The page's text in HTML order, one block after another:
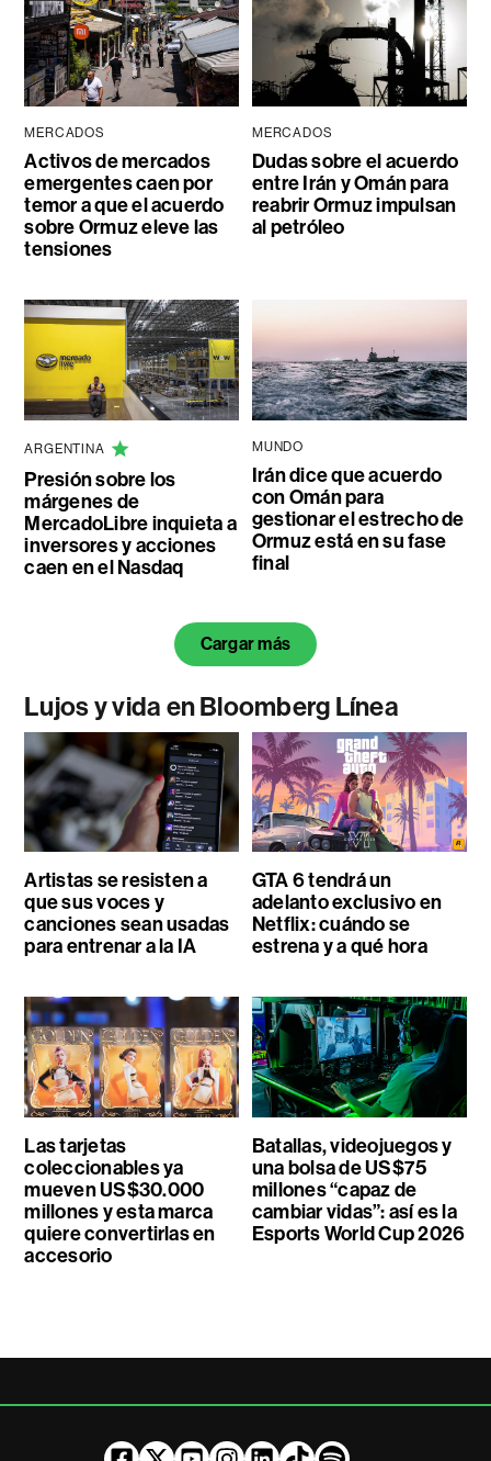
MERCADOS
Activos de mercados
emergentes caen por
temor a que el acuerdo
sobre Ormuz eleve las
tensiones
MERCADOS
Dudas sobre el acuerdo
entre Irán y Omán para
reabrir Ormuz impulsan
al petróleo
ARGENTINA
Presión sobre los
márgenes de
MercadoLibre inquieta a
inversores y acciones
caen en el Nasdaq
MUNDO
Irán dice que acuerdo
con Omán para
gestionar el estrecho de
Ormuz está en su fase
final
Cargar más
Lujos y vida en Bloomberg Línea
Artistas se resisten a
que sus voces y
canciones sean usadas
para entrenar a la IA
GTA 6 tendrá un
adelanto exclusivo en
Netflix: cuándo se
estrena y a qué hora
Las tarjetas
coleccionables ya
mueven US$30.000
millones y esta marca
quiere convertirlas en
accesorio
Batallas, videojuegos y
una bolsa de US$75
millones “capaz de
cambiar vidas”: así es la
Esports World Cup 2026